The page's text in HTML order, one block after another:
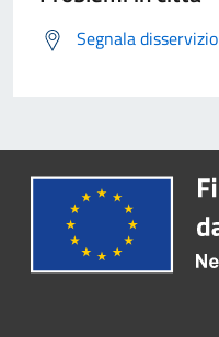
Segnala disservizio